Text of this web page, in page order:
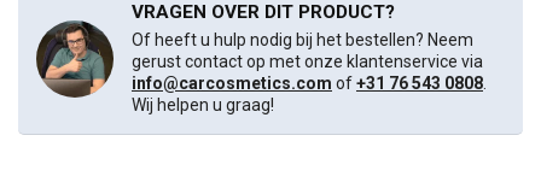
VRAGEN OVER DIT PRODUCT?
Of heeft u hulp nodig bij het bestellen? Neem
gerust contact op met onze klantenservice via
info@carcosmetics.com of+31 76 543 0808
Wij helpen u graag!